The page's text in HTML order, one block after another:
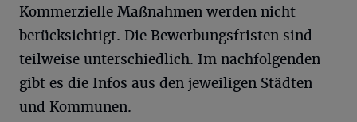
Kommerzielle Maßnahmen werden nicht
berücksichtigt. Die Bewerbungsfristen sind
teilweise unterschiedlich. Im nachfolgenden
gibt es die Infos aus den jeweiligen Städten
und Kommunen.